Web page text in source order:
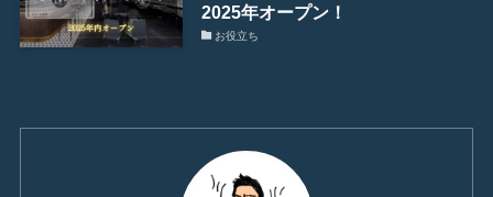
2025年オープン！
お役立ち